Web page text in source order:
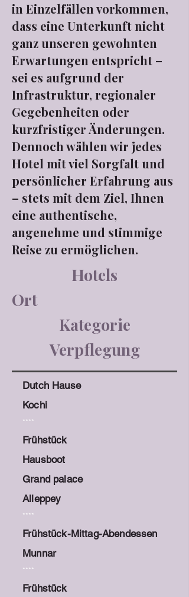
in Einzelfällen vorkommen,
dass eine Unterkunft nicht
ganz unseren gewohnten
Erwartungen entspricht –
sei es aufgrund der
Infrastruktur, regionaler
Gegebenheiten oder
kurzfristiger Änderungen.
Dennoch wählen wir jedes
Hotel mit viel Sorgfalt und
persönlicher Erfahrung aus
– stets mit dem Ziel, Ihnen
eine authentische,
angenehme und stimmige
Reise zu ermöglichen.
Hotels
Ort
Kategorie
Verpflegung
Dutch Hause
Kochi
****
Frühstück
Hausboot
Grand palace
Alleppey
****
Frühstück-Mittag-Abendessen
Munnar
****
Frühstück